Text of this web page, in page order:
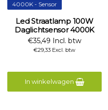
4000K - Sensor
Led Straatlamp 100W
Daglichtsensor 4000K
€35,49 Incl. btw
€29,33 Excl. btw
In winkelwagen